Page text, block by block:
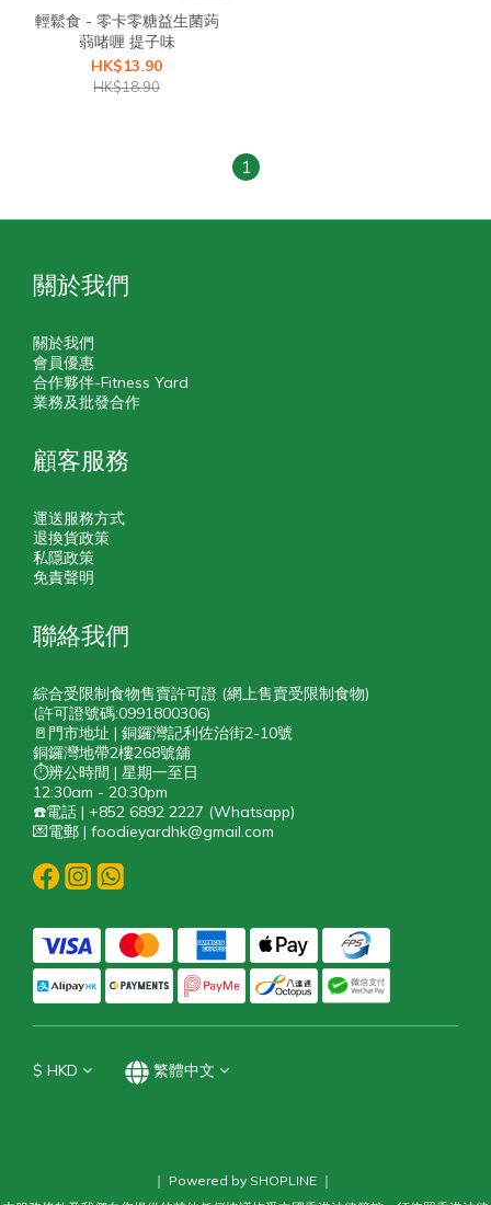
輕鬆食 - 零卡零糖益生菌蒟
蒻啫喱 提子味
HK$13.90
HK$18.90
1
關於我們
關於我們
會員優惠
合作夥伴-Fitness Yard
業務及批發合作
顧客服務
運送服務方式
退換貨政策
私隱政策
免責聲明
聯絡我們
綜合受限制食物售賣許可證 (網上售賣受限制食物)
(許可證號碼:0991800306)
🚪門市地址 | 銅鑼灣記利佐治街2-10號
銅鑼灣地帶2樓268號舖
⏱️辨公時間 | 星期一至日
12:30am - 20:30pm
☎️電話 | +852 6892 2227 (Whatsapp)
💌電郵 | foodieyardhk@gmail.com
$ HKD 繁體中文
｜ Powered by SHOPLINE ｜